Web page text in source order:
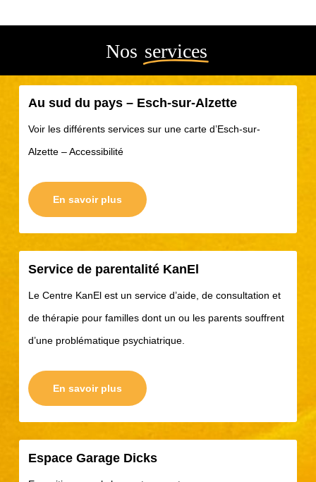
Nos services
Au sud du pays – Esch-sur-Alzette
Voir les différents services sur une carte d’Esch-sur-
Alzette – Accessibilité
En savoir plus
Service de parentalité KanEl
Le Centre KanEl est un service d’aide, de consultation et
de thérapie pour familles dont un ou les parents souffrent
d’une problématique psychiatrique.
En savoir plus
Espace Garage Dicks